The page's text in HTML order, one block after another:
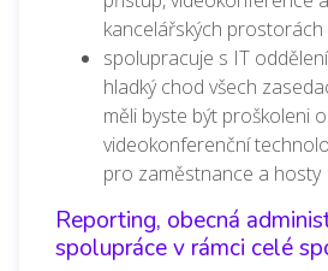
kancelářských prostorách
spolupracuje s IT
hladký chod všech
měli byste být proškoleni
videokonferenční
pro zaměstnance a hosty
Reporting, obecná
spolupráce v rámci celé